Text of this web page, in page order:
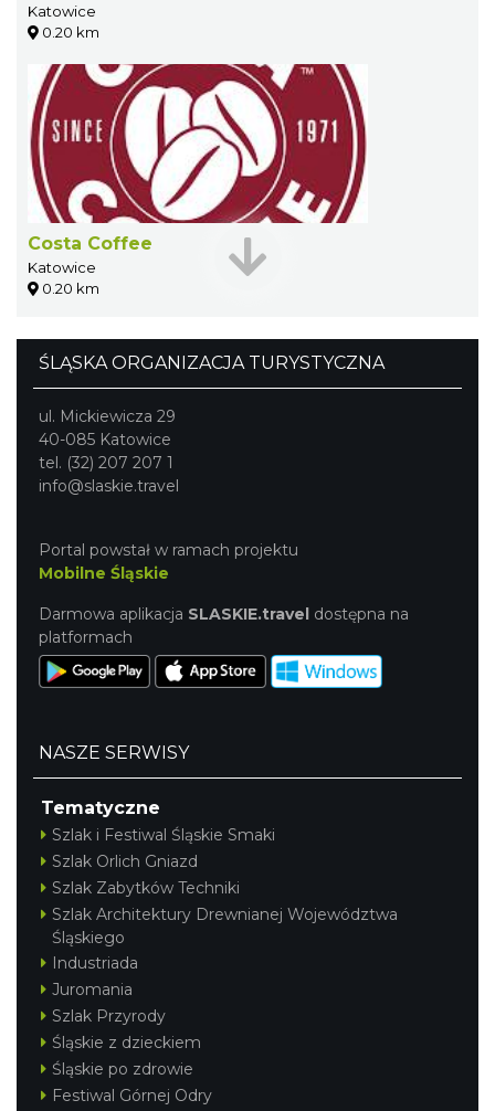
Katowice
0.20 km
Costa Coffee
Katowice
0.20 km
ŚLĄSKA ORGANIZACJA TURYSTYCZNA
ul. Mickiewicza 29
40-085 Katowice
tel. (32) 207 207 1
info@slaskie.travel
Portal powstał w ramach projektu
Mobilne Śląskie
Darmowa aplikacja SLASKIE.travel dostępna na
platformach
NASZE SERWISY
Tematyczne
Szlak i Festiwal Śląskie Smaki
Szlak Orlich Gniazd
Szlak Zabytków Techniki
Szlak Architektury Drewnianej Województwa
Śląskiego
Industriada
Juromania
Szlak Przyrody
Śląskie z dzieckiem
Śląskie po zdrowie
Festiwal Górnej Odry